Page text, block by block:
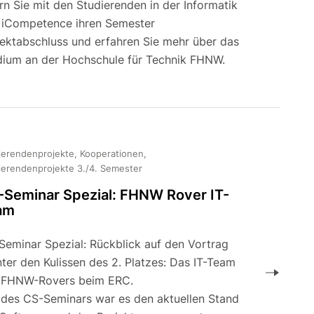
Sie mit den Studierenden in der Informatik
ihren Semester
und erfahren Sie mehr über das
an der Hochschule für Technik FHNW.
Kooperationen,
3./4. Semester
Seminar Spezial: FHNW Rover IT-
Spezial: Rückblick auf den Vortrag
den Kulissen des 2. Platzes: Das IT-Team
Rovers beim ERC.
CS-Seminars war es den aktuellen Stand